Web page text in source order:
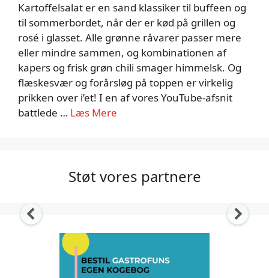
Kartoffelsalat er en sand klassiker til buffeen og
til sommerbordet, når der er kød på grillen og
rosé i glasset. Alle grønne råvarer passer mere
eller mindre sammen, og kombinationen af
kapers og frisk grøn chili smager himmelsk. Og
flæskesvær og forårsløg på toppen er virkelig
prikken over i’et! I en af vores YouTube-afsnit
battlede … Læs Mere
Støt vores partnere